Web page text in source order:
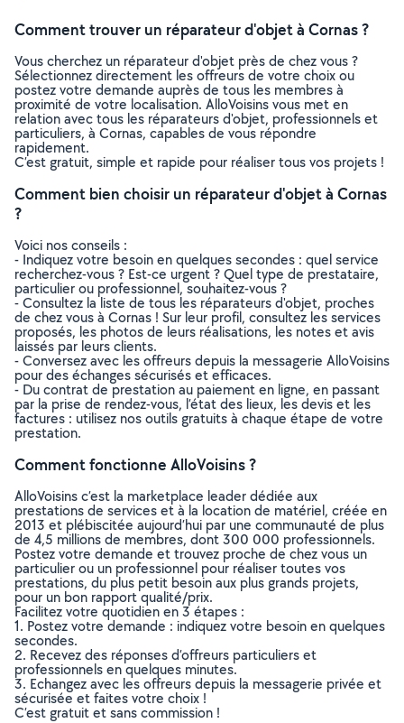
Comment trouver un réparateur d'objet à Cornas ?
Vous cherchez un réparateur d'objet près de chez vous ?
Sélectionnez directement les offreurs de votre choix ou
postez votre demande auprès de tous les membres à
proximité de votre localisation. AlloVoisins vous met en
relation avec tous les réparateurs d'objet, professionnels et
particuliers, à Cornas, capables de vous répondre
rapidement.
C’est gratuit, simple et rapide pour réaliser tous vos projets !
Comment bien choisir un réparateur d'objet à Cornas
?
Voici nos conseils :
- Indiquez votre besoin en quelques secondes : quel service
recherchez-vous ? Est-ce urgent ? Quel type de prestataire,
particulier ou professionnel, souhaitez-vous ?
- Consultez la liste de tous les réparateurs d'objet, proches
de chez vous à Cornas ! Sur leur profil, consultez les services
proposés, les photos de leurs réalisations, les notes et avis
laissés par leurs clients.
- Conversez avec les offreurs depuis la messagerie AlloVoisins
pour des échanges sécurisés et efficaces.
- Du contrat de prestation au paiement en ligne, en passant
par la prise de rendez-vous, l’état des lieux, les devis et les
factures : utilisez nos outils gratuits à chaque étape de votre
prestation.
Comment fonctionne AlloVoisins ?
AlloVoisins c’est la marketplace leader dédiée aux
prestations de services et à la location de matériel, créée en
2013 et plébiscitée aujourd’hui par une communauté de plus
de 4,5 millions de membres, dont 300 000 professionnels.
Postez votre demande et trouvez proche de chez vous un
particulier ou un professionnel pour réaliser toutes vos
prestations, du plus petit besoin aux plus grands projets,
pour un bon rapport qualité/prix.
Facilitez votre quotidien en 3 étapes :
1. Postez votre demande : indiquez votre besoin en quelques
secondes.
2. Recevez des réponses d’offreurs particuliers et
professionnels en quelques minutes.
3. Echangez avec les offreurs depuis la messagerie privée et
sécurisée et faites votre choix !
C’est gratuit et sans commission !